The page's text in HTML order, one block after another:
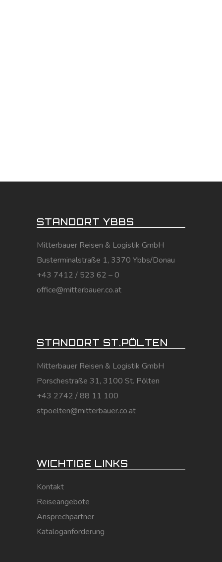
STANDORT YBBS
Mitterbauer Reisen & Logistik GmbH
Busterminalstraße 1, 3370 Ybbs/Donau
+43 7412 / 523 62 – 0
office@mitterbauer.co.at
STANDORT ST.PÖLTEN
Mitterbauer Reisen & Logistik GmbH
Porschestraße 31, 3100 St. Pölten
+43 2742 / 88 11 100
stpoelten@mitterbauer.co.at
WICHTIGE LINKS
Kontakt
Reiseangebote
Ansprechpartner
Kataloganforderung